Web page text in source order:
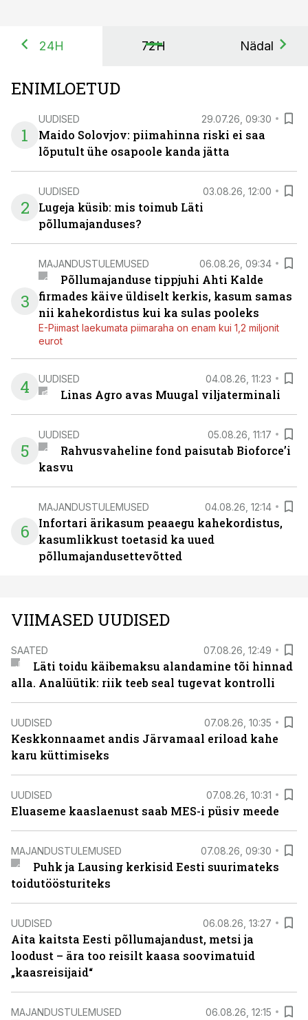
24H 72H Nädal
ENIMLOETUD
1
UUDISED 29.07.26, 09:30
Maido Solovjov: piimahinna riski ei saa
lõputult ühe osapoole kanda jätta
2
UUDISED 03.08.26, 12:00
Lugeja küsib: mis toimub Läti
põllumajanduses?
3
MAJANDUSTULEMUSED 06.08.26, 09:34
Põllumajanduse tippjuhi Ahti Kalde
firmades käive üldiselt kerkis, kasum samas
nii kahekordistus kui ka sulas pooleks
E-Piimast laekumata piimaraha on enam kui 1,2 miljonit
eurot
4 UUDISED 04.08.26, 11:23
Linas Agro avas Muugal viljaterminali
5
UUDISED 05.08.26, 11:17
Rahvusvaheline fond paisutab Bioforce’i
kasvu
6
MAJANDUSTULEMUSED 04.08.26, 12:14
Infortari ärikasum peaaegu kahekordistus,
kasumlikkust toetasid ka uued
põllumajandusettevõtted
VIIMASED UUDISED
SAATED 07.08.26, 12:49
Läti toidu käibemaksu alandamine tõi hinnad
alla. Analüütik: riik teeb seal tugevat kontrolli
UUDISED 07.08.26, 10:35
Keskkonnaamet andis Järvamaal eriload kahe
karu küttimiseks
UUDISED 07.08.26, 10:31
Eluaseme kaaslaenust saab MES-i püsiv meede
MAJANDUSTULEMUSED 07.08.26, 09:30
Puhk ja Lausing kerkisid Eesti suurimateks
toidutöösturiteks
UUDISED 06.08.26, 13:27
Aita kaitsta Eesti põllumajandust, metsi ja
loodust – ära too reisilt kaasa soovimatuid
„kaasreisijaid“
MAJANDUSTULEMUSED 06.08.26, 12:15